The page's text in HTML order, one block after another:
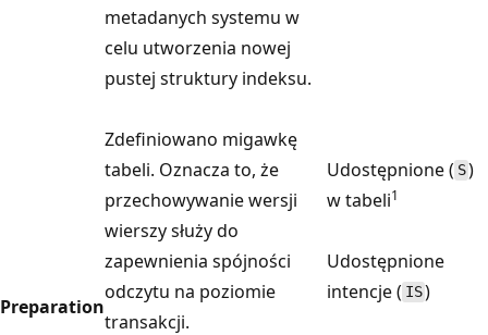
Preparation
metadanych systemu w
celu utworzenia nowej
pustej struktury indeksu.
Zdefiniowano migawkę
tabeli. Oznacza to, że
przechowywanie wersji
wierszy służy do
zapewnienia spójności
odczytu na poziomie
transakcji.
Udostępnione ( S)
w tabeli1
Udostępnione
intencje ( IS)